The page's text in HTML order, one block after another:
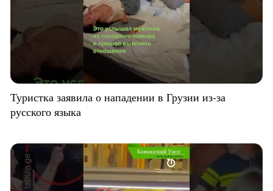
Туристка заявила о нападении в Грузии из-за
русского языка